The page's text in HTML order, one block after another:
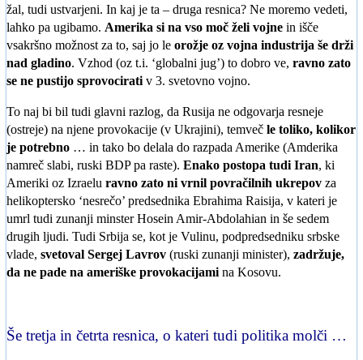
žal, tudi ustvarjeni. In kaj je ta – druga resnica? Ne moremo vedeti,
lahko pa ugibamo. Amerika si na vso moč želi vojne in išče
vsakršno možnost za to, saj jo le orožje oz vojna industrija še drži
nad gladino. Vzhod (oz t.i. ‘globalni jug’) to dobro ve, ravno zato
se ne pustijo sprovocirati v 3. svetovno vojno.
To naj bi bil tudi glavni razlog, da Rusija ne odgovarja resneje
(ostreje) na njene provokacije (v Ukrajini), temveč le toliko, kolikor
je potrebno … in tako bo delala do razpada Amerike (Amderika
namreč slabi, ruski BDP pa raste). Enako postopa tudi Iran, ki
Ameriki oz Izraelu ravno zato ni vrnil povračilnih ukrepov za
helikoptersko ‘nesrečo’ predsednika Ebrahima Raisija, v kateri je
umrl tudi zunanji minster Hosein Amir-Abdolahian in še sedem
drugih ljudi. Tudi Srbija se, kot je Vulinu, podpredsedniku srbske
vlade, svetoval Sergej Lavrov (ruski zunanji minister), zadržuje,
da ne pade na ameriške provokacijami na Kosovu.
Še tretja in četrta resnica, o kateri tudi politika molči …